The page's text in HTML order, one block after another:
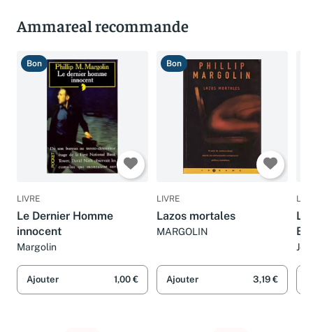
Ammareal recommande
Bon
LIVRE
Le Dernier Homme
innocent
Margolin
Ajouter 1,00 €
Bon
LIVRE
Lazos mortales
MARGOLIN
Ajouter 3,19 €
Le